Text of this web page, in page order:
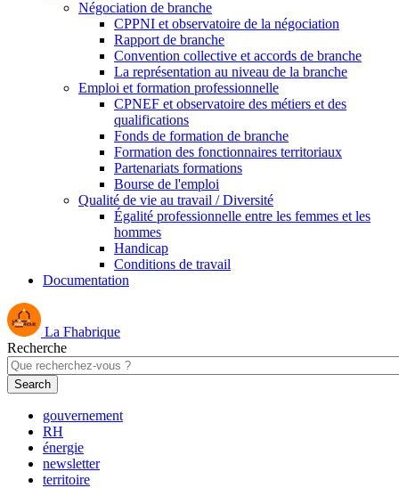
Négociation de branche
CPPNI et observatoire de la négociation
Rapport de branche
Convention collective et accords de branche
La représentation au niveau de la branche
Emploi et formation professionnelle
CPNEF et observatoire des métiers et des
qualifications
Fonds de formation de branche
Formation des fonctionnaires territoriaux
Partenariats formations
Bourse de l'emploi
Qualité de vie au travail / Diversité
Égalité professionnelle entre les femmes et les
hommes
Handicap
Conditions de travail
Documentation
La Fhabrique
Recherche
gouvernement
RH
énergie
newsletter
territoire